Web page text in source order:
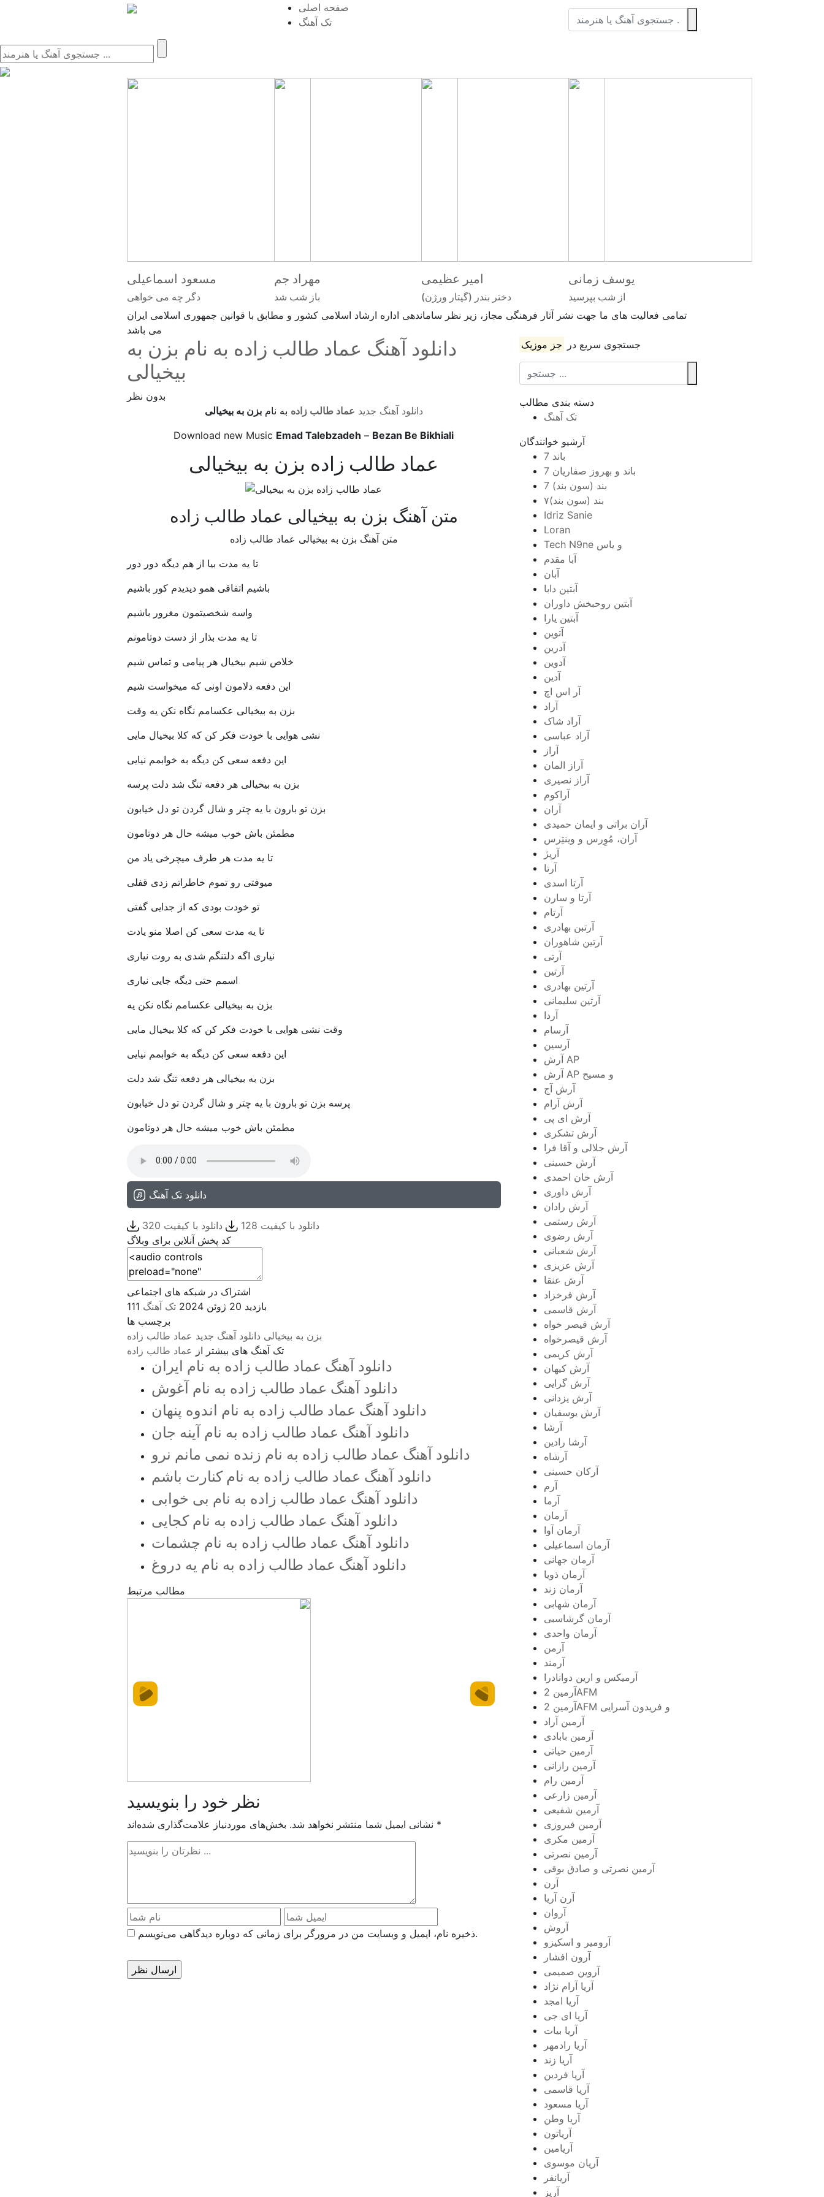
صفحه اصلی
تک آهنگ
مسعود اسماعیلی
دگر چه می خواهی
مهراد جم
باز شب شد
امیر عظیمی
دختر بندر (گیتار ورژن)
یوسف زمانی
از شب بپرسید
تمامی فعالیت های ما جهت نشر آثار فرهنگی مجاز، زیر نظر ساماندهی اداره ارشاد اسلامی کشور و مطابق با قوانین جمهوری اسلامی ایران
می باشد
دانلود آهنگ عماد طالب زاده به نام بزن به
بیخیالی
بدون نظر
دانلود آهنگ جدید عماد طالب زاده به نامبزن به بیخیالی
Download new Music Emad Talebzadeh – Bezan Be Bikhiali
عماد طالب زاده بزن به بیخیالی
متن آهنگ بزن به بیخیالی عماد طالب زاده
متن آهنگ بزن به بیخیالی عماد طالب زاده
تا یه مدت بیا از هم دیگه دور دور
باشیم اتفاقی همو دیدیدم کور باشیم
واسه شخصیتمون مغرور باشیم
تا یه مدت بذار از دست دوتامونم
خلاص شیم بیخیال هر پیامی و تماس شیم
این دفعه دلامون اونی که میخواست شیم
بزن به بیخیالی عکسامم نگاه نکن یه وقت
نشی هوایی با خودت فکر کن که کلا بیخیال مایی
این دفعه سعی کن دیگه به خوابمم نیایی
بزن به بیخیالی هر دفعه تنگ شد دلت پرسه
بزن تو بارون با یه چتر و شال گردن تو دل خیابون
مطمئن باش خوب میشه حال هر دوتامون
تا یه مدت هر طرف میچرخی یاد من
میوفتی رو تموم خاطراتم زدی قفلی
تو خودت بودی که از جدایی گفتی
تا یه مدت سعی کن اصلا منو یادت
نیاری اگه دلتنگم شدی به روت نیاری
اسمم حتی دیگه جایی نیاری
بزن به بیخیالی عکسامم نگاه نکن یه
وقت نشی هوایی با خودت فکر کن که کلا بیخیال مایی
این دفعه سعی کن دیگه به خوابمم نیایی
بزن به بیخیالی هر دفعه تنگ شد دلت
پرسه بزن تو بارون با یه چتر و شال گردن تو دل خیابون
مطمئن باش خوب میشه حال هر دوتامون
دانلود تک آهنگ
دانلود با کیفیت 128
دانلود با کیفیت 320
کد پخش آنلاین برای وبلاگ
اشتراک در شبکه های اجتماعی
111 بازدید 20 ژوئن 2024
تک آهنگ
برچسب ها
بزن به بیخیالی دانلود آهنگ جدید عماد طالب زاده
تک آهنگ های بیشتر از عماد طالب زاده
دانلود آهنگ عماد طالب زاده به نام ایران
دانلود آهنگ عماد طالب زاده به نام آغوش
دانلود آهنگ عماد طالب زاده به نام اندوه پنهان
دانلود آهنگ عماد طالب زاده به نام آینه جان
دانلود آهنگ عماد طالب زاده به نام زنده نمی مانم نرو
دانلود آهنگ عماد طالب زاده به نام کنارت باشم
دانلود آهنگ عماد طالب زاده به نام بی خوابی
دانلود آهنگ عماد طالب زاده به نام کجایی
دانلود آهنگ عماد طالب زاده به نام چشمات
دانلود آهنگ عماد طالب زاده به نام یه دروغ
مطالب مرتبط
نظر خود را بنویسید
نشانی ایمیل شما منتشر نخواهد شد. *
ذخیره نام، ایمیل و وبسایت من در مرورگر برای زمانی که دوباره دیدگاهی می‌نویسم.
جستجوی سریع در جز موزیک
دسته بندی مطالب
تک آهنگ
آرشیو خوانندگان
7 باند
7 باند و بهروز صفاریان
7 بند (سون بند)
۷بند (سون بند)
Idriz Sanie
Loran
Tech N9ne و یاس
آبا مقدم
آبان
آبتین دابا
آبتین روحبخش داوران
آبتین یارا
آتوین
آدرین
آدوین
آدین
آر اس اچ
آراد
آراد شاک
آراد عباسی
آراز
آراز المان
آراز نصیری
آراکوم
آران
آران براتی و ایمان حمیدی
آران، مُوِرس و وینتِرس
آرپژ
آرتا
آرتا اسدی
آرتا و سارن
آرتام
آرتبن بهادری
آرتين شاهوران
آرتی
آرتین
آرتین بهادری
آرتین سلیمانی
آردا
آرسام
آرسین
آرش AP
آرش AP و مسیح
آرش آج
آرش آرام
آرش ای پی
آرش تشکری
آرش جلالی و آقا فرا
آرش حسینی
آرش خان احمدی
آرش داوری
آرش رادان
آرش رستمى
آرش رضوی
آرش شعبانی
آرش عزیزی
آرش عنقا
آرش فرخزاد
آرش قاسمی
آرش قیصر خواه
آرش قیصرخواه
آرش کریمی
آرش کیهان
آرش گرایی
آرش یزدانی
آرش یوسفیان
آرشا
آرشا رادین
آرشاه
آرکان حسینی
آرم
آرما
آرمان
آرمان آوا
آرمان اسماعیلی
آرمان جهانی
آرمان ذویا
آرمان زند
آرمان شهابی
آرمان گرشاسبی
آرمان واحدی
آرمن
آرمند
آرمیکس و ارین دوانادرا
آرمین 2AFM
آرمین 2AFM و فریدون آسرایی
آرمین آراد
آرمین بابادی
آرمین حیاتی
آرمین رازانی
آرمین رام
آرمین زارعی
آرمین شفیعی
آرمین فیروزی
آرمین مکری
آرمین نصرتی
آرمین نصرتی و صادق بوقی
آرن
آرن آریا
آروان
آروش
آرومیر و اسکیزو
آرون افشار
آروین صمیمی
آریا آرام نژاد
آریا امجد
آریا ای جی
آریا بیات
آریا رادمهر
آریا زند
آریا فردین
آریا قاسمی
آریا مسعود
آریا وطن
آریاتون
آریامین
آریان موسوی
آریانفر
آریز